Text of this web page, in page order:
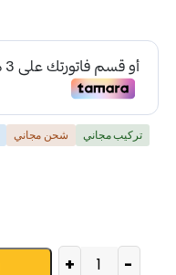
تركيب مجاني شحن مجاني
-
+